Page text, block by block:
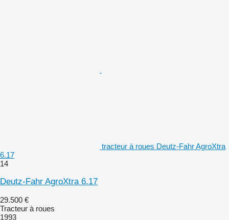
tracteur à roues Deutz-Fahr AgroXtra
6.17
14
Deutz-Fahr AgroXtra 6.17
29.500 €
Tracteur à roues
1993